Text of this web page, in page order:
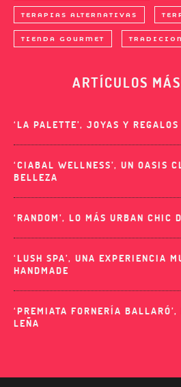
TERAPIAS ALTERNATIVAS
TIENDA GOURMET
ARTÍCULOS
‘LA PALETTE’, JOYAS Y
‘CIABAL WELLNESS’, UN OASIS
BELLEZA
‘RANDOM’, LO MÁS URBAN CHIC
‘LUSH SPA’, UNA EXPERIENCIA
HANDMADE
‘PREMIATA FORNERÍA
LEÑA